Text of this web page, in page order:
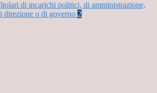
di incarichi politici, di amministrazione,
direzione o di governo 2